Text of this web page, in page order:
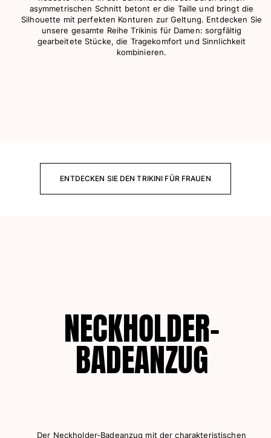
Bademode
Badeanzug
Kleider und Röcke
Overall
Shorts
Alle Accessoires anzeigen
Kappen und Anglerhüte
Strandtücher & Pareos
asymmetrischen Schnitt betont er die Taille und bringt die
Silhouette mit perfekten Konturen zur Geltung. Entdecken Sie
unsere gesamte Reihe Trikinis für Damen: sorgfältig
gearbeitete Stücke, die Tragekomfort und Sinnlichkeit
kombinieren.
ENTDECKEN SIE DEN TRIKINI FÜR FRAUEN
NECKHOLDER-
BADEANZUG
Der Neckholder-Badeanzug mit der charakteristischen